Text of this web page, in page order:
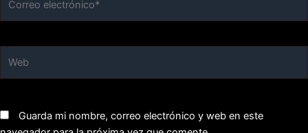
Guarda mi nombre, correo electrónico y web en este